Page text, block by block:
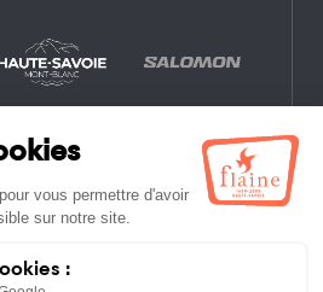
FOIRE AUX QUESTIONS